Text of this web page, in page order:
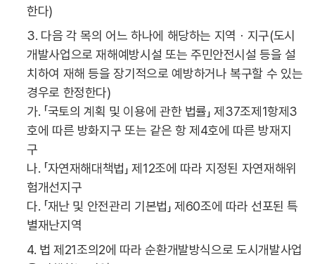
한다)
3. 다음 각 목의 어느 하나에 해당하는 지역ㆍ지구(도시
개발사업으로 재해예방시설 또는 주민안전시설 등을 설
치하여 재해 등을 장기적으로 예방하거나 복구할 수 있는
경우로 한정한다)
가. 「국토의 계획 및 이용에 관한 법률」 제37조제1항제3
호에 따른 방화지구 또는 같은 항 제4호에 따른 방재지
구
나. 「자연재해대책법」 제12조에 따라 지정된 자연재해위
험개선지구
다. 「재난 및 안전관리 기본법」 제60조에 따라 선포된 특
별재난지역
4. 법 제21조의2에 따라 순환개발방식으로 도시개발사업